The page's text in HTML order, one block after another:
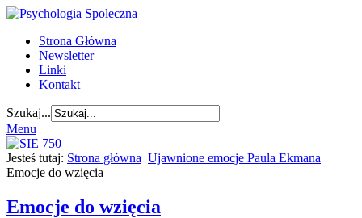
Strona Główna
Newsletter
Linki
Kontakt
Szukaj...
Menu
Jesteś tutaj: Strona główna Ujawnione emocje Paula Ekmana
Emocje do wzięcia
Emocje do wzięcia